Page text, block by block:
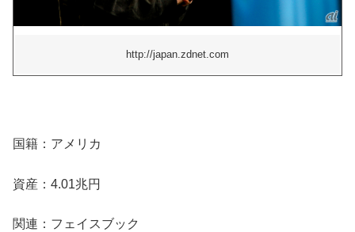
http://japan.zdnet.com
国籍：アメリカ
資産：4.01兆円
関連：フェイスブック